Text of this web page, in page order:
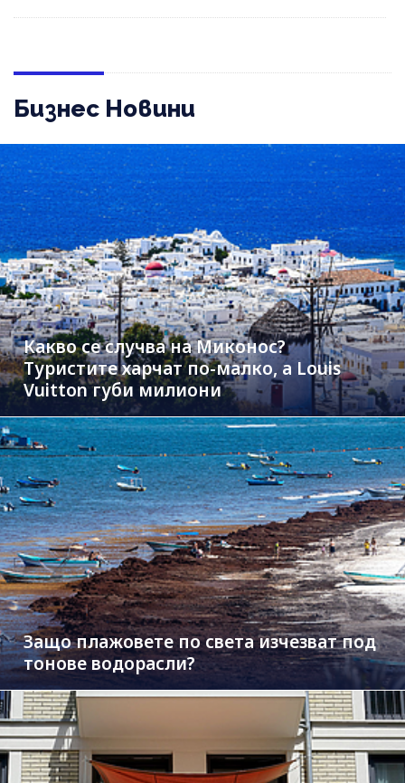
Бизнес Новини
Какво се случва на Миконос?
Туристите харчат по-малко, а Louis
Vuitton губи милиони
Защо плажовете по света изчезват под
тонове водорасли?